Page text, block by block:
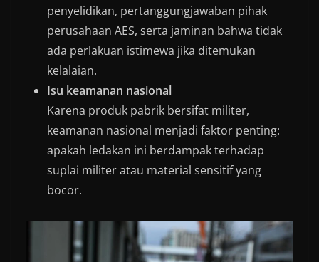
penyelidikan, pertanggungjawaban pihak
perusahaan AES, serta jaminan bahwa tidak
ada perlakuan istimewa jika ditemukan
kelalaian.
Isu keamanan nasional
Karena produk pabrik bersifat militer,
keamanan nasional menjadi faktor penting:
apakah ledakan ini berdampak terhadap
suplai militer atau material sensitif yang
bocor.